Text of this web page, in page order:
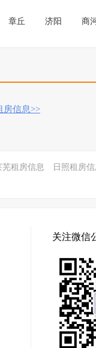
章丘 济阳 商
房信息>>
芜租房信息 日照租房信
关注微信